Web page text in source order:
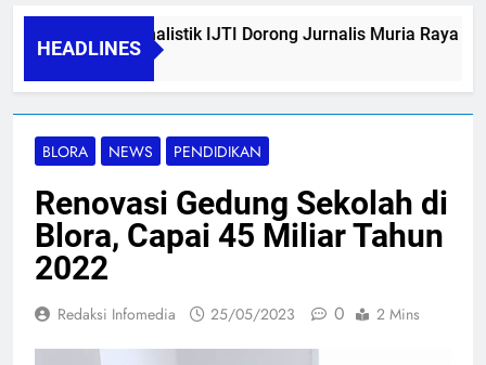
HEADLINES
Kemah Jurnalistik IJTI Dorong Jurnalis Muria Raya
09/08/2026
BLORA NEWS PENDIDIKAN
Renovasi Gedung Sekolah di
Blora, Capai 45 Miliar Tahun
2022
Redaksi Infomedia 25/05/2023 0 2 Mins